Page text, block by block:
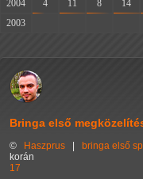
2004
4 11 8 14
2003
Bringa első
© Haszprus bringa első
korán
17